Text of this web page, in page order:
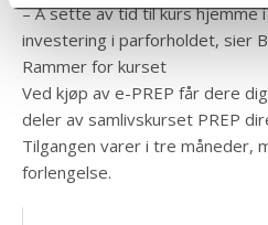
– Å sette av tid til kurs hjemme
investering i parforholdet, sier
Rammer for kurset
Ved kjøp av e-PREP får dere
deler av samlivskurset PREP
Tilgangen varer i tre måneder,
forlengelse.